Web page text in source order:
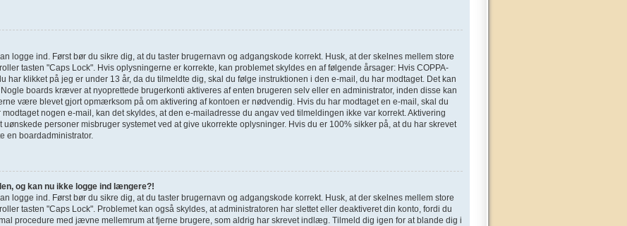
logge ind. Først bør du sikre dig, at du taster brugernavn og adgangskode korrekt. Husk, at der skelnes mellem store
tasten "Caps Lock". Hvis oplysningerne er korrekte, kan problemet skyldes en af følgende årsager: Hvis COPPA-
har klikket på jeg er under 13 år, da du tilmeldte dig, skal du følge instruktionen i den e-mail, du har modtaget. Det kan
boards kræver at nyoprettede brugerkonti aktiveres af enten brugeren selv eller en administrator, inden disse kan
være blevet gjort opmærksom på om aktivering af kontoen er nødvendig. Hvis du har modtaget en e-mail, skal du
nogen e-mail, kan det skyldes, at den e-mailadresse du angav ved tilmeldingen ikke var korrekt. Aktivering
personer misbruger systemet ved at give ukorrekte oplysninger. Hvis du er 100% sikker på, at du har skrevet
en boardadministrator.
og kan nu ikke logge ind længere?!
logge ind. Først bør du sikre dig, at du taster brugernavn og adgangskode korrekt. Husk, at der skelnes mellem store
tasten "Caps Lock". Problemet kan også skyldes, at administratoren har slettet eller deaktiveret din konto, fordi du
procedure med jævne mellemrum at fjerne brugere, som aldrig har skrevet indlæg. Tilmeld dig igen for at blande dig i